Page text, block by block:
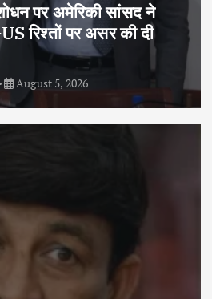
पर अमेरिकी सांसद ने
रिश्तों पर असर की दी
August 5, 2026